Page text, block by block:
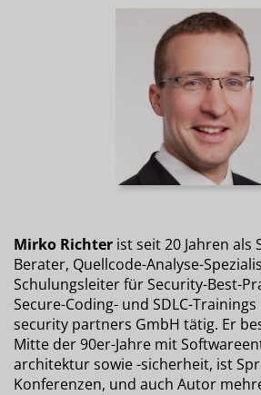
Mirko Richter ist seit 20 Jahren als
Berater, Quellcode-Analyse-
Schulungsleiter für Security-Best-
Secure-Coding- und SDLC-
security partners GmbH tätig. Er
Mitte der 90er-Jahre mit
architektur sowie -sicherheit, ist
Konferenzen, und auch Autor